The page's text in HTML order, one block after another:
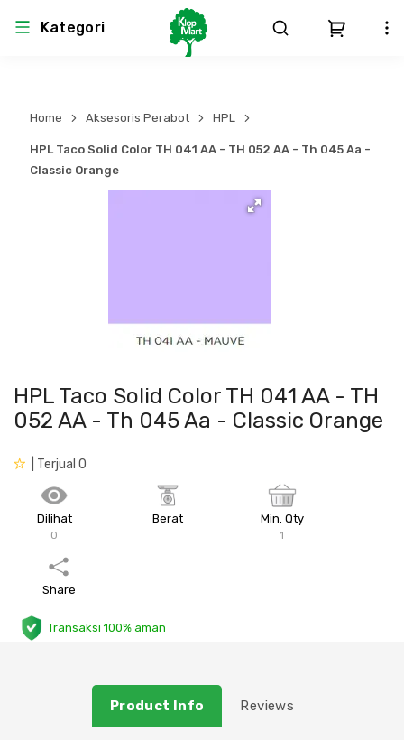
Kategori
Atap & Rangka
Lem
Cat dan Pelapis Dinding
Plafon & Partisi
Aksesoris Dapur
Aksesoris Perabot
Produk Teknikal & Kimia
Produk K3
Besi Beton & Wiremesh
Material Alam
Produk Pracetak
Semen & Sejenisnya
Sistem Pengudaraan
Sistem Elektro
Peralatan Elektronik
Sistem Elektrikal
Lampu & Listrik
Home Aksesoris Perabot HPL
HPL Taco Solid Color TH 041 AA - TH 052 AA - Th 045 Aa -
Classic Orange
HPL Taco Solid Color TH 041 AA - TH
052 AA - Th 045 Aa - Classic Orange
| Terjual 0
Dilihat
0
Berat Min. Qty
1
Share
Transaksi 100% aman
Product Info Reviews